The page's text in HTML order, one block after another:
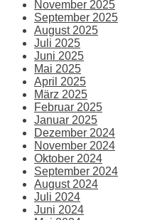
November 2025
September 2025
August 2025
Juli 2025
Juni 2025
Mai 2025
April 2025
März 2025
Februar 2025
Januar 2025
Dezember 2024
November 2024
Oktober 2024
September 2024
August 2024
Juli 2024
Juni 2024